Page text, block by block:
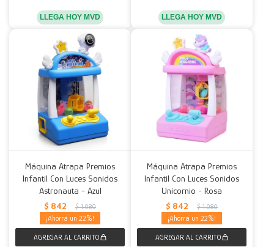
LLEGA HOY MVD LLEGA HOY MVD
Máquina Atrapa Premios
Infantil Con Luces Sonidos
Astronauta - Azul
$ 842 $ 1.080
22
Máquina Atrapa Premios
Infantil Con Luces Sonidos
Unicornio - Rosa
$ 842 $ 1.080
22